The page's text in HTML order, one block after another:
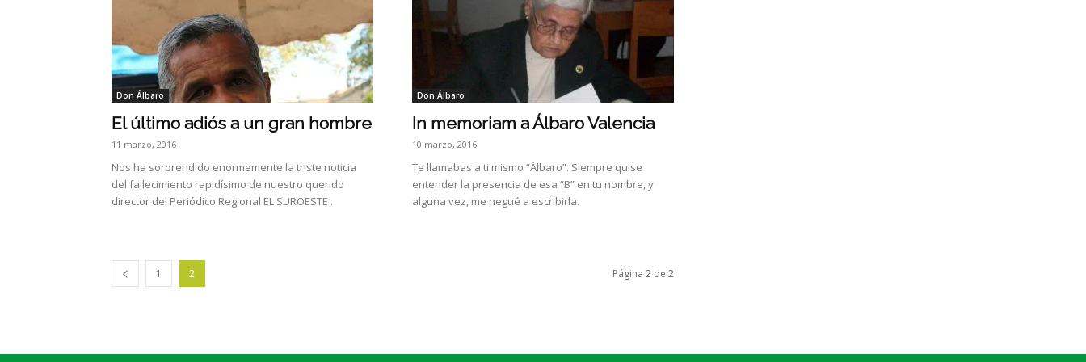
Don Álbaro
El último adiós a un gran hombre
11 marzo, 2016
Nos ha sorprendido enormemente la triste noticia
del fallecimiento rapidísimo de nuestro querido
director del Periódico Regional EL SUROESTE .
Don Álbaro
In memoriam a Álbaro Valencia
10 marzo, 2016
Te llamabas a ti mismo “Álbaro”. Siempre quise
entender la presencia de esa “B” en tu nombre, y
alguna vez, me negué a escribirla.
1 2 Página 2 de 2